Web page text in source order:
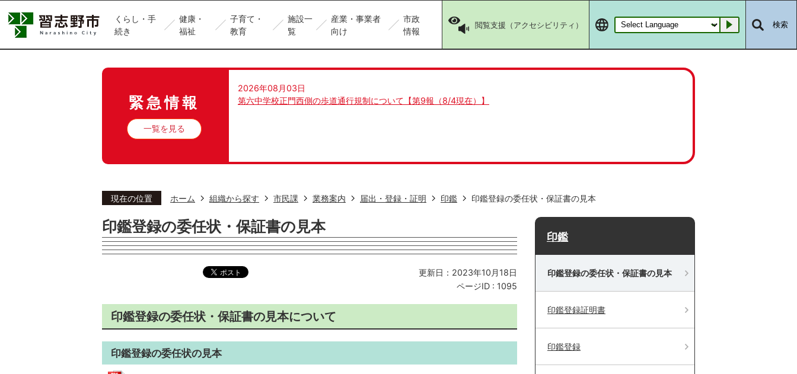
くらし・手
続き
健康・
福祉
子育て・
教育
施設一
覧
産業・事業者
向け
市政
情報
閲覧支援（アクセシビリティ） Go 検索
緊急情報
一覧を見る
2026年08月03日
第六中学校正門西側の歩道通行規制について【第9報（8/4現在）】
現在の位置 ホーム 組織から探す 市民課 業務案内 届出・登録・証明 印鑑 印鑑登録の委任状・保証書の見本
印鑑登録の委任状・保証書の見本
更新日：2023年10月18日
ページID : 1095
印鑑登録の委任状・保証書の見本について
印鑑登録の委任状の見本
印鑑
印鑑登録の委任状・保証書の見本
印鑑登録証明書
印鑑登録